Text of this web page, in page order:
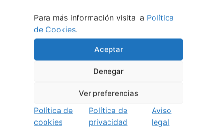
Para más información visita la Política
de Cookies.
Aceptar
Denegar
Ver preferencias
Política de
cookies
Política de
privacidad
Aviso
legal
9 agosto, 2026
Mercadillo de antigüedades